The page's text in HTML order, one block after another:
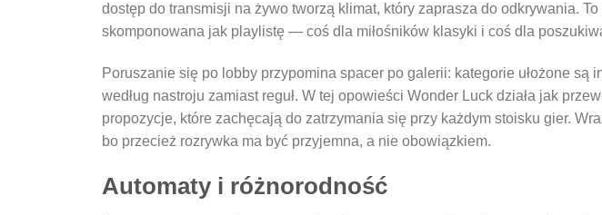
dostęp do transmisji na żywo tworzą klimat, który zaprasza do odkrywania.
skomponowana jak playlistę — coś dla miłośników klasyki i coś dla
Poruszanie się po lobby przypomina spacer po galerii: kategorie ułożone są
według nastroju zamiast reguł. W tej opowieści Wonder Luck działa jak
propozycje, które zachęcają do zatrzymania się przy każdym stoisku gier.
bo przecież rozrywka ma być przyjemna, a nie obowiązkiem.
Automaty i różnorodność